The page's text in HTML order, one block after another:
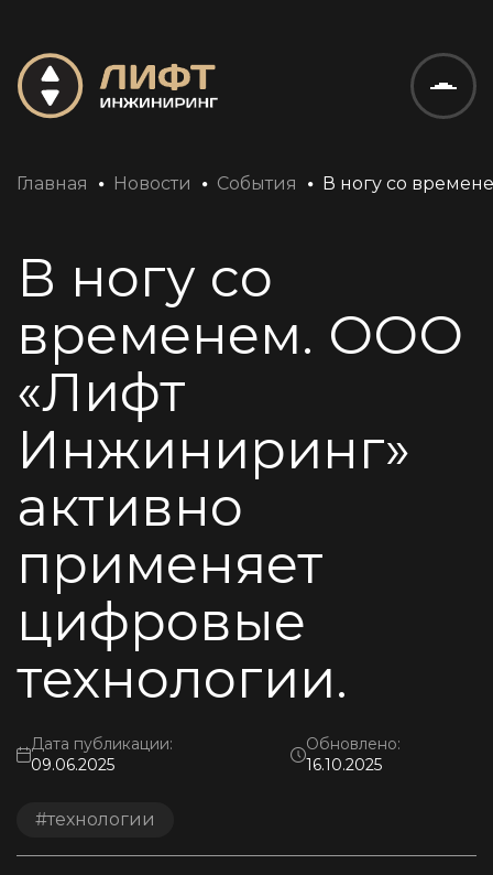
Главная Новости События В ногу со
В ногу со
временем. ООО
«Лифт
Инжиниринг»
активно
применяет
цифровые
технологии.
Дата публикации:
09.06.2025
Обновлено:
16.10.2025
#технологии